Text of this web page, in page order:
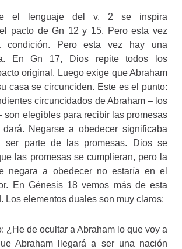
el lenguaje del v. 2 se inspira
pacto de Gn 12 y 15. Pero esta vez
condición. Pero esta vez hay una
En Gn 17, Dios repite todos los
original. Luego exige que Abraham
casa se circunciden. Este es el punto:
circuncidados de Abraham – los
son elegibles para recibir las promesas
Negarse a obedecer significaba
parte de las promesas. Dios se
las promesas se cumplieran, pero la
negara a obedecer no estaría en el
En Génesis 18 vemos más de esta
Los elementos duales son muy claros:
¿He de ocultar a Abraham lo que voy a
Abraham llegará a ser una nación